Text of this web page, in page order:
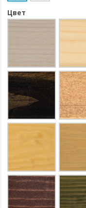
Цвет